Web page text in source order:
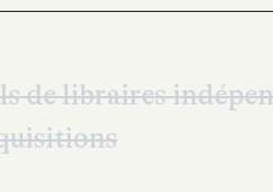
de libraires